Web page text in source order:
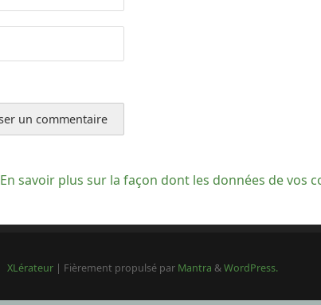
En savoir plus sur la façon dont les données de vos
XLérateur | Fièrement propulsé par Mantra &WordPress.